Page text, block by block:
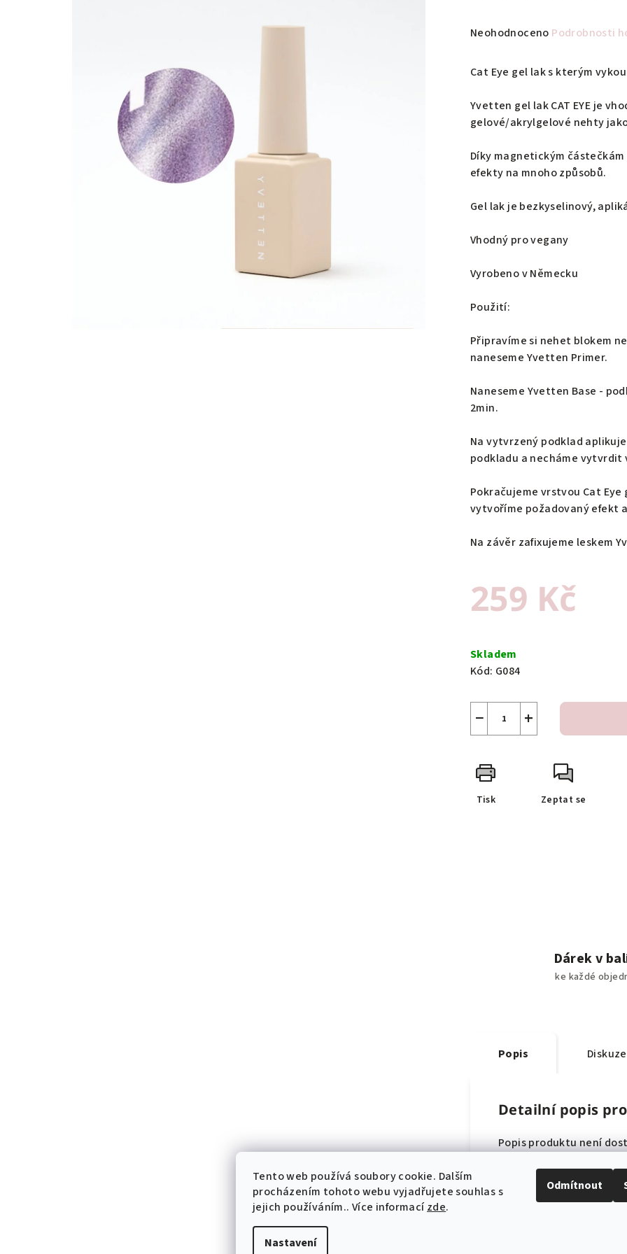
Tento web používá soubory cookie. Dalším
procházením tohoto webu vyjadřujete souhlas s
jejich používáním.. Více informacízde.
Nastavení
Odmítnout
Průměrné
produktu
0,0
z
5
hvězdiček.
Neohodnoceno Podrobnosti
Cat Eye gel lak s kterým
Yvetten gel lak CAT EYE je
gelové/akrylgelové nehty
Díky magnetickým
efekty na mnoho způsobů.
Gel lak je bezkyselinový,
Vhodný pro vegany
Vyrobeno v Německu
Použití:
Připravíme si nehet blokem
naneseme Yvetten Primer.
Naneseme Yvetten Base -
2min.
Na vytvrzený podklad
podkladu a necháme vytvrdit
Pokračujeme vrstvou Cat
vytvoříme požadovaný efekt
Na závěr zafixujeme leskem
259 Kč
cena:
Skladem
Kód: G084
+
−
Tisk Zeptat se
Dárek v
ke každé
Popis Diskuze
Detailní popis
Popis produktu není